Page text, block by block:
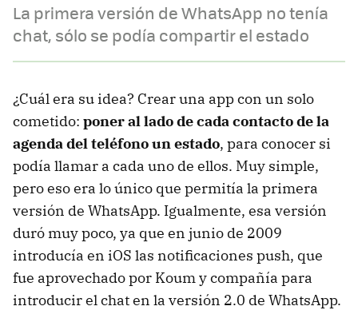
La primera versión de WhatsApp no tenía
chat, sólo se podía compartir el estado
¿Cuál era su idea? Crear una app con un solo
cometido: poner al lado de cada contacto de la
agenda del teléfono un estado, para conocer si
podía llamar a cada uno de ellos. Muy simple,
pero eso era lo único que permitía la primera
versión de WhatsApp. Igualmente, esa versión
duró muy poco, ya que en junio de 2009
introducía en iOS las notificaciones push, que
fue aprovechado por Koum y compañía para
introducir el chat en la versión 2.0 de WhatsApp.